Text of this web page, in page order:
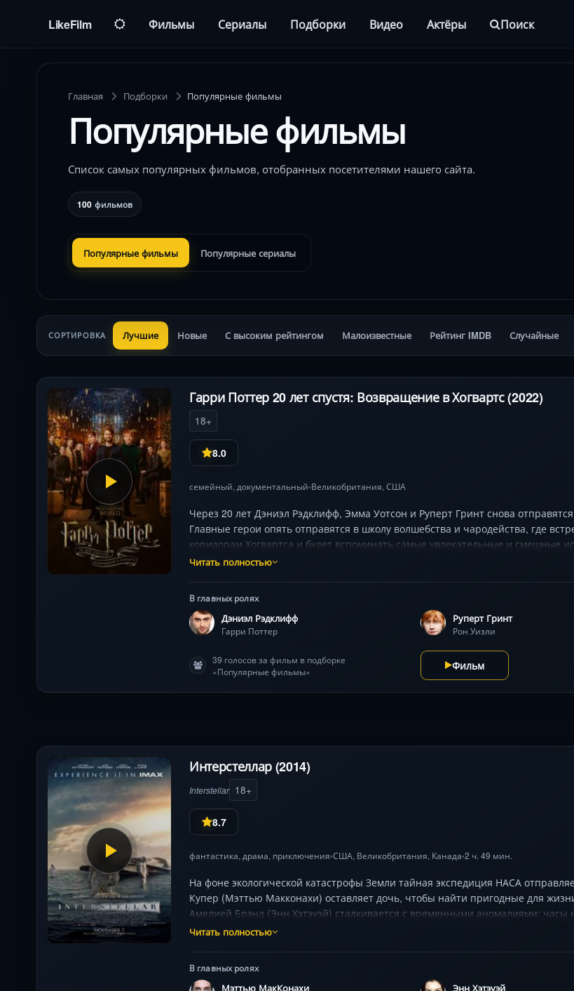
LikeFilm Фильмы Сериалы Подборки Видео Актёры Поиск
Главная Подборки Популярные фильмы
Популярные фильмы
Список самых популярных фильмов, отобранных посетителями нашего сайта.
100 фильмов
Популярные фильмы Популярные сериалы
СОРТИРОВКА Лучшие Новые С высоким рейтингом Малоизвестные Рейтинг IMDB Случайные
Гарри Поттер 20 лет спустя: Возвращение в Хогвартс (2022)
18+
8.0
семейный, документальный•Великобритания, США
Через 20 лет Дэниэл Рэдклифф, Эмма Уотсон и Руперт Гринт снова
Главные герои опять отправятся в школу волшебства и чародейства, где
коридорам Хогвартса и будет вспоминать самые увлекательные и смешные
Читать полностью
В главных ролях
Дэниэл Рэдклифф
Гарри Поттер
Руперт Гринт
Рон Уизли
39 голосов за фильм в подборке
«Популярные фильмы»
Фильм
Интерстеллар (2014)
Interstellar 18+
8.7
фантастика, драма, приключения•США, Великобритания, Канада•2 ч. 49 мин.
На фоне экологической катастрофы Земли тайная экспедиция НАСА
Купер (Мэттью Макконахи) оставляет дочь, чтобы найти пригодные для
Амелией Брэнд (Энн Хэтэуэй) сталкивается с временными аномалиями:
космоса, основанная на расчётах физика Кипа Торна, и пронзительная тема
Читать полностью
В главных ролях
Мэттью МакКонахи Энн Хэтэуэй